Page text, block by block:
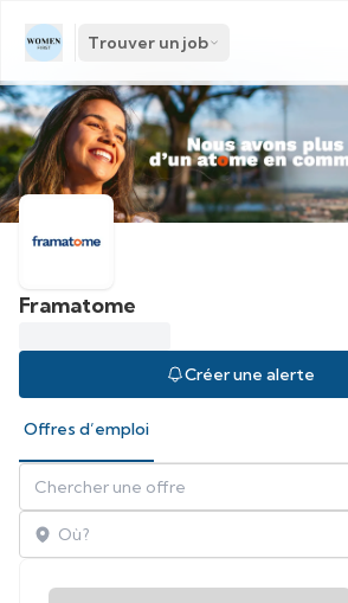
Trouver un job
Framatome
Créer une alerte
Offres d’emploi